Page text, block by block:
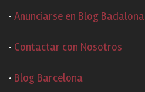
· Anunciarse en Blog Badalona
· Contactar con Nosotros
· Blog Barcelona